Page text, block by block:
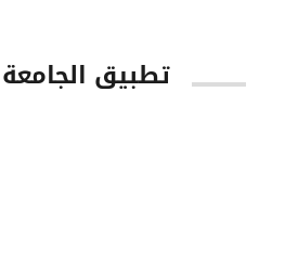
تطبيق الجامعة